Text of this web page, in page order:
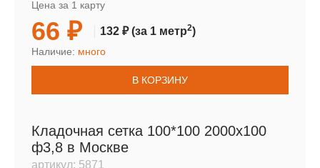
Цена за 1 карту
66 ₽ 132 ₽(за 1 метр2)
Наличие: много
В КОРЗИНУ
Кладочная сетка 100*100 2000х100
ф3,8 в Москве
артикул: 5871